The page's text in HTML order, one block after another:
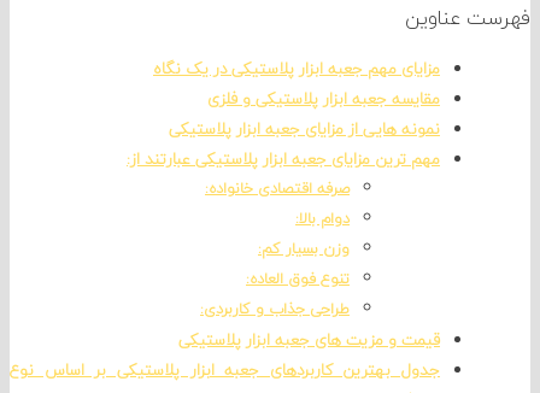
عناوین
مزایای مهم جعبه ابزار پلاستیکی در یک نگاه
مقایسه جعبه ابزار پلاستیکی و فلزی
نمونه هایی از مزایای جعبه ابزار پلاستیکی
مهم ترین مزایای جعبه ابزار پلاستیکی عبارتند از:
صرفه اقتصادی خانواده:
دوام بالا:
وزن بسیار کم:
تنوع فوق العاده:
طراحی جذاب و کاربردی:
قیمت و مزیت های جعبه ابزار پلاستیکی
جدول بهترین کاربردهای جعبه ابزار پلاستیکی بر اساس نوع